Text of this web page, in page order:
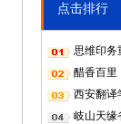
点击排行
思维印务
醋香百里
西安翻译
岐山天缘